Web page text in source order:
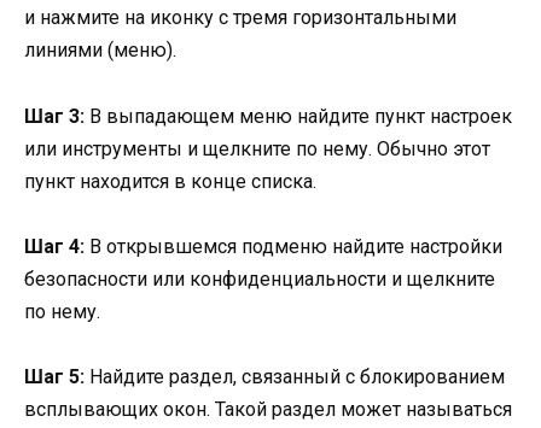
и нажмите на иконку с тремя горизонтальными
линиями (меню).
Шаг 3: В выпадающем меню найдите пункт настроек
или инструменты и щелкните по нему. Обычно этот
пункт находится в конце списка.
Шаг 4: В открывшемся подменю найдите настройки
безопасности или конфиденциальности и щелкните
по нему.
Шаг 5: Найдите раздел, связанный с блокированием
всплывающих окон. Такой раздел может называться